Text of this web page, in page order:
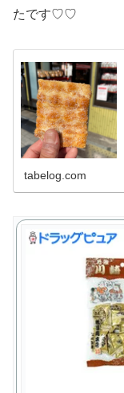
たです♡♡
tabelog.com